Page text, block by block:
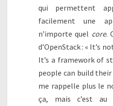
qui permettent
facilement une
n’importe quel core.
d’OpenStack : « It’s
It’s a framework of
people can build
me rappelle plus le
ça, mais c’est au